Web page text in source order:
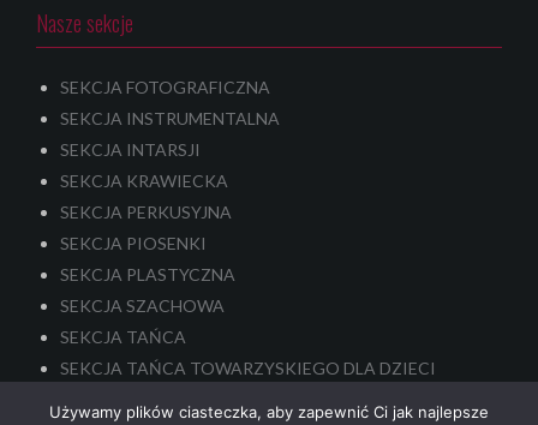
Nasze sekcje
SEKCJA FOTOGRAFICZNA
SEKCJA INSTRUMENTALNA
SEKCJA INTARSJI
SEKCJA KRAWIECKA
SEKCJA PERKUSYJNA
SEKCJA PIOSENKI
SEKCJA PLASTYCZNA
SEKCJA SZACHOWA
SEKCJA TAŃCA
SEKCJA TAŃCA TOWARZYSKIEGO DLA DZIECI
Używamy plików ciasteczka, aby zapewnić Ci jak najlepsze